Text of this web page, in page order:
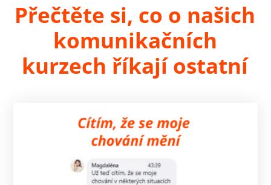
Přečtěte si, co o našich
komunikačních
kurzech říkají ostatní